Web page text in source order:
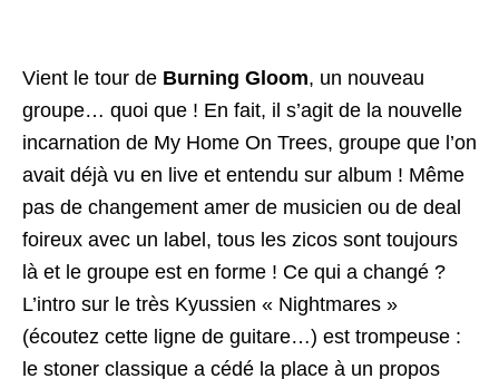
Vient le tour de Burning Gloom, un nouveau
groupe… quoi que ! En fait, il s’agit de la nouvelle
incarnation de My Home On Trees, groupe que l’on
avait déjà vu en live et entendu sur album ! Même
pas de changement amer de musicien ou de deal
foireux avec un label, tous les zicos sont toujours
là et le groupe est en forme ! Ce qui a changé ?
L’intro sur le très Kyussien « Nightmares »
(écoutez cette ligne de guitare…) est trompeuse :
le stoner classique a cédé la place à un propos